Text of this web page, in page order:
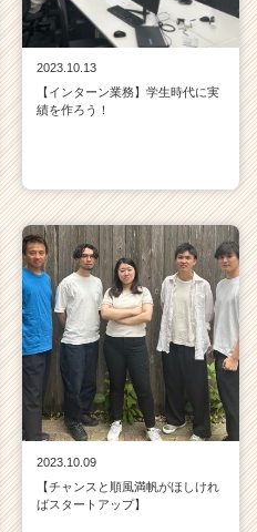
2023.10.13
【インターン業務】学生時代に実
績を作ろう！
2023.10.09
【チャンスと順風満帆がほしけれ
ばスタートアップ】